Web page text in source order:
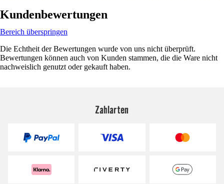
Kundenbewertungen
Bereich überspringen
Die Echtheit der Bewertungen wurde von uns nicht überprüft.
Bewertungen können auch von Kunden stammen, die die Ware nicht
nachweislich genutzt oder gekauft haben.
Zahlarten